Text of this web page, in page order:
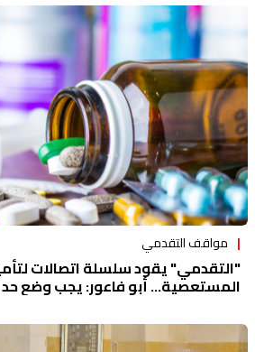
مواقف التقدمي
"التقدمي" يقود سلسلة اتصالات
المستعصية... أبو فاعور: يجب وضع حد
الدولة مسؤولياتها